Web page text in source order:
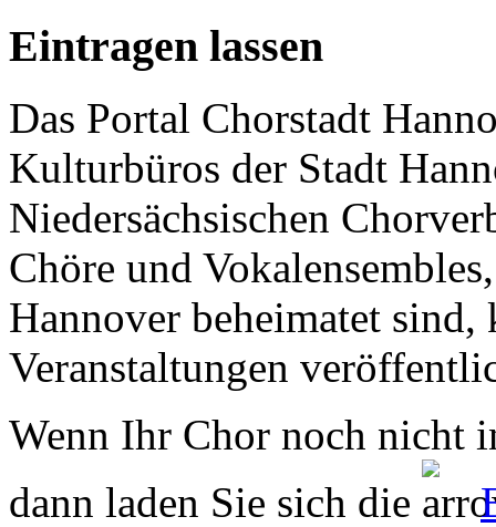
Eintragen lassen
Das Portal Chorstadt
Kulturbüros der Stadt
Niedersächsischen
Chöre und
Hannover beheimatet sind,
Veranstaltungen
Wenn Ihr Chor noch nicht
dann laden Sie sich die